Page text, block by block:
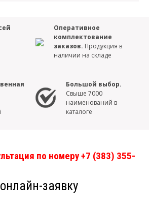
Оперативное
комплектование
заказов. Продукция в
наличии на складе
Большой выбор.
Свыше 7000
наименований в
каталоге
по номеру +7 (383) 355-
заявку